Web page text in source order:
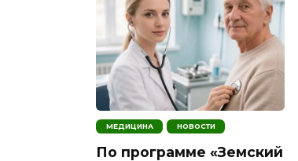
МЕДИЦИНА НОВОСТИ
По программе «Земский